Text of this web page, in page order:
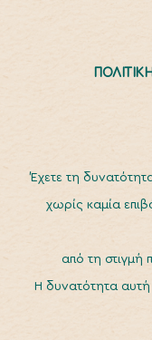
Έχετε τη
χωρίς καμία
από τη στιγμή
Η δυνατότητα αυτή